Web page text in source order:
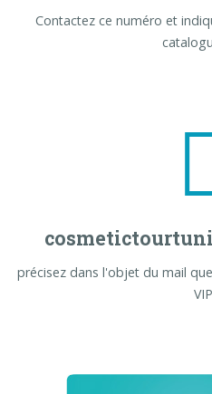
Contactez ce numéro et
précisez dans l'objet du mail
VIP